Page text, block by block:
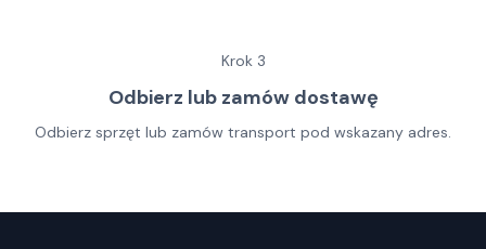
Krok 3
Odbierz lub zamów dostawę
Odbierz sprzęt lub zamów transport pod wskazany adres.